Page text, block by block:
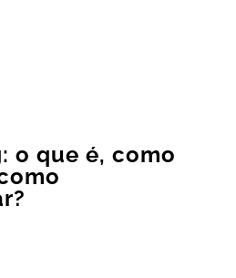
o que é, como